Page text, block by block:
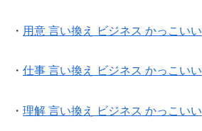
・ 用意 言い換え ビジネス かっこいい
・ 仕事 言い換え ビジネス かっこいい
・ 理解 言い換え ビジネス かっこいい